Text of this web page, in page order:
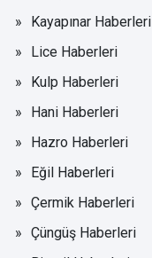
Kayapınar Haberleri
Lice Haberleri
Kulp Haberleri
Hani Haberleri
Hazro Haberleri
Eğil Haberleri
Çermik Haberleri
Çüngüş Haberleri